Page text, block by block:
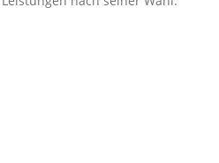
gleichwertigen Artikel (ggf.